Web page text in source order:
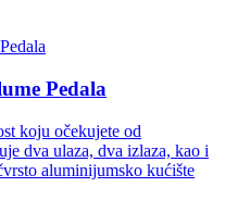
Pedala
koju očekujete od
dva ulaza, dva izlaza, kao i
aluminijumsko kućište